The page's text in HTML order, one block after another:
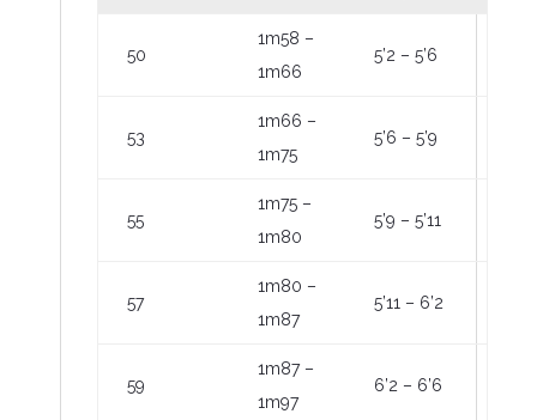
50
1m58 –
1m66
5’2 – 5’6
53
1m66 –
1m75
5’6 – 5’9
55
1m75 –
1m80
5’9 – 5’11
57
1m80 –
1m87
5’11 – 6’2
59
1m87 –
1m97
6’2 – 6’6